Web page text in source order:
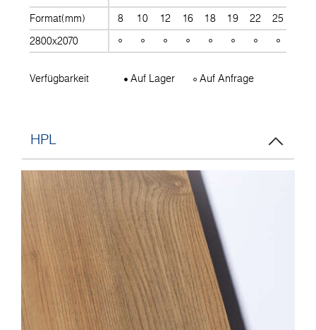
Format(mm)
8 10 12 16 18 19 22 25
2800x2070
Verfügbarkeit Auf Lager Auf Anfrage
HPL